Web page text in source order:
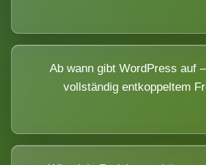
Ab wann gibt WordPress auf
vollständig entkoppeltem